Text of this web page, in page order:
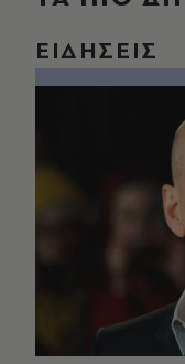
ΕΙΔΗΣΕΙΣ